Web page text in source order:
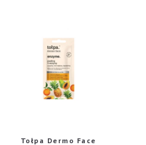
Tołpa Dermo Face